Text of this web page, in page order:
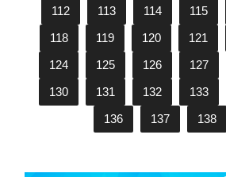
112
113 114 115
118
119 120 121
124
125 126 127
130
131 132 133
136
137 138